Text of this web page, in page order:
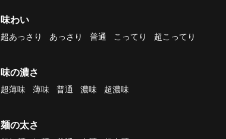
味わい
超あっさり あっさり 普通 こってり 超こってり
味の濃さ
超薄味 薄味 普通 濃味 超濃味
麺の太さ